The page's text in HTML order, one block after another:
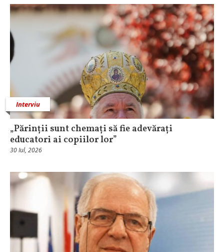
Interviu
„Părinții sunt chemați să fie adevărați
educatori ai copiilor lor”
30 Iul, 2026